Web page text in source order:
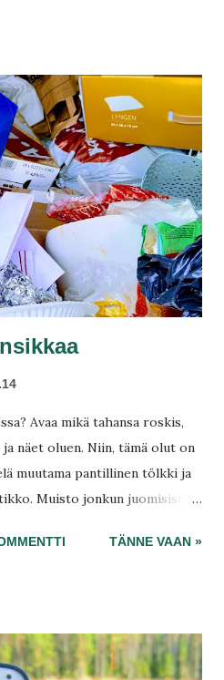
Avaa mikä tahansa roskis,
ja näet oluen. Niin, tämä olut on
muutama pantillinen tölkki ja
Muisto jonkun juomisista
mansikkaa TÄNNE VAAN »